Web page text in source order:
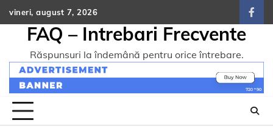
Skip
to
content
vineri, august 7, 2026
FAQ – Intrebari Frecvente
Răspunsuri la îndemână pentru orice întrebare.